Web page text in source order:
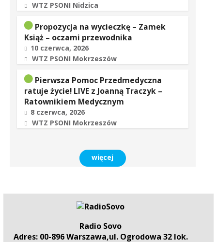
WTZ PSONI Nidzica
Propozycja na wycieczkę – Zamek
Książ – oczami przewodnika
10 czerwca, 2026
WTZ PSONI Mokrzeszów
Pierwsza Pomoc Przedmedyczna
ratuje życie! LIVE z Joanną Traczyk –
Ratownikiem Medycznym
8 czerwca, 2026
WTZ PSONI Mokrzeszów
więcej
Radio Sovo
Adres: 00-896 Warszawa,ul. Ogrodowa 32 lok.